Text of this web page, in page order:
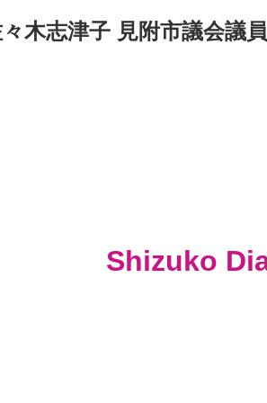
木志津子 見附市議会議
Shizuko